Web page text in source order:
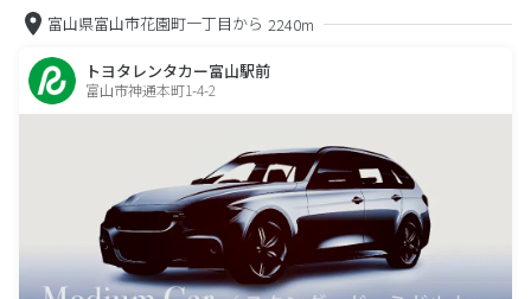
富山県富山市花園町一丁目から 2240m
トヨタレンタカー富山駅前
富山市神通本町1-4-2